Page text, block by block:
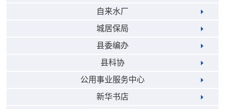
自来水厂
城居保局
县委编办
县科协
公用事业服务中心
新华书店